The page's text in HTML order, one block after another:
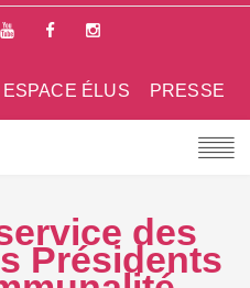
PRESSE
ESPACE ÉLUS
des
Présidents